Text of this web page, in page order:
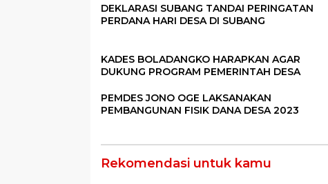
DEKLARASI SUBANG TANDAI PERINGATAN
PERDANA HARI DESA DI SUBANG
KADES BOLADANGKO HARAPKAN AGAR
DUKUNG PROGRAM PEMERINTAH DESA
PEMDES JONO OGE LAKSANAKAN
PEMBANGUNAN FISIK DANA DESA 2023
Rekomendasi untuk kamu